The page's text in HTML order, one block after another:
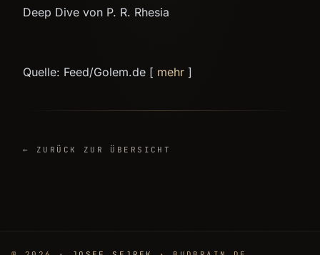
Deep Dive von P. R. Rhesia
Quelle: Feed/Golem.de [ mehr ]
← ZURÜCK ZUR ÜBERSICHT